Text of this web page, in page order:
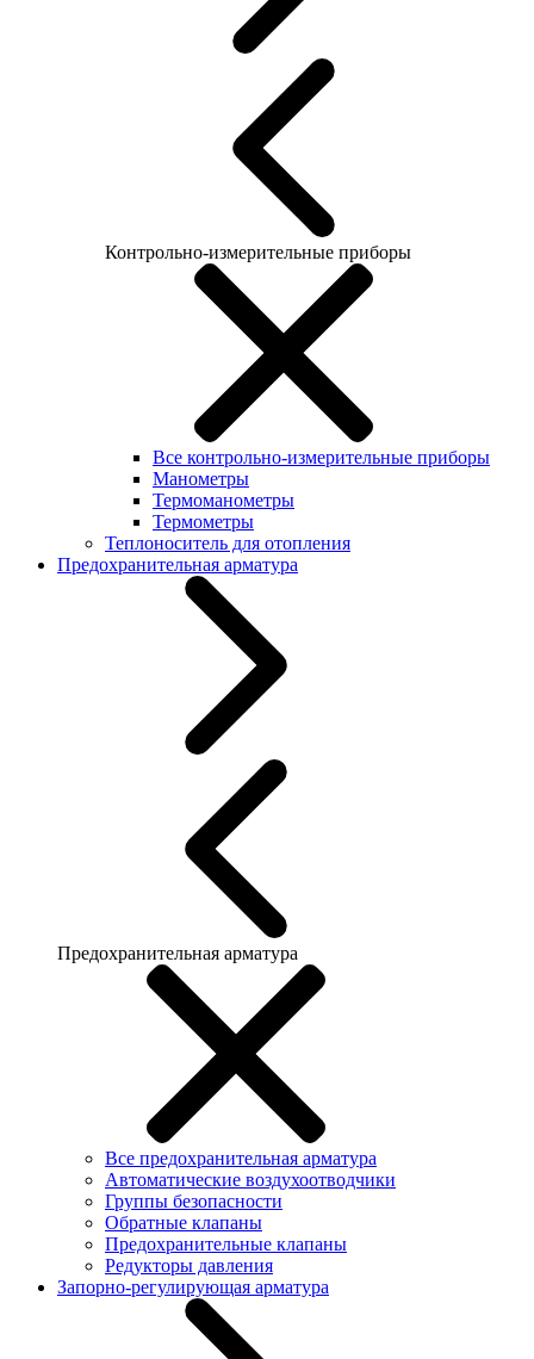
Контрольно-измерительные приборы
Все контрольно-измерительные приборы
Манометры
Термоманометры
Термометры
Теплоноситель для отопления
Предохранительная арматура
Предохранительная арматура
Все предохранительная арматура
Автоматические воздухоотводчики
Группы безопасности
Обратные клапаны
Предохранительные клапаны
Редукторы давления
Запорно-регулирующая арматура